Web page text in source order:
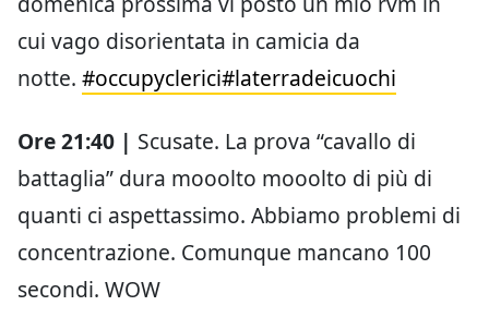
cui vago disorientata in camicia da
notte. #occupyclerici#laterradeicuochi
Ore 21:40 | Scusate. La prova “cavallo di
battaglia” dura mooolto mooolto di più di
quanti ci aspettassimo. Abbiamo problemi di
concentrazione. Comunque mancano 100
secondi. WOW